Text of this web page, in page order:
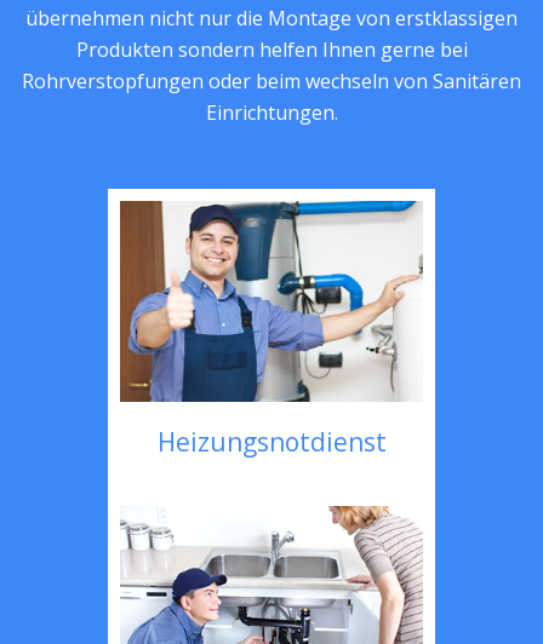
übernehmen nicht nur die Montage von erstklassigen
Produkten sondern helfen Ihnen gerne bei
Rohrverstopfungen oder beim wechseln von Sanitären
Einrichtungen.
Heizungsnotdienst